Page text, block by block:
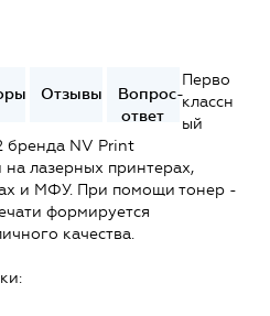
Отзывы
Вопрос-
ответ
Перво
классн
ый
бренда NV Print
на лазерных принтерах,
и МФУ. При помощи тонер -
формируется
качества.